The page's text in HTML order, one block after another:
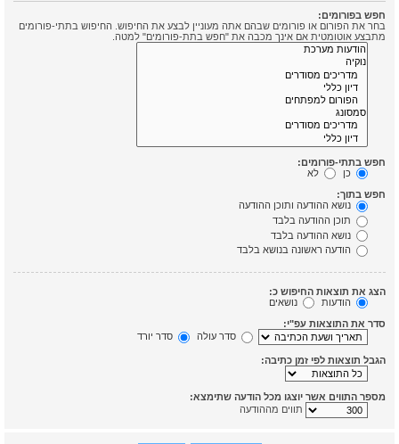
חפש בפורומים:
בחר את הפורום או פורומים שבהם אתה מעוניין לבצע את החיפוש. החיפוש בתתי-פורומים
מתבצע אוטומטית אם אינך מכבה את "חפש בתת-פורומים" למטה.
חפש בתתי-פורומים:
כן
לא
חפש בתוך:
נושא ההודעה ותוכן ההודעה
תוכן ההודעה בלבד
נושא ההודעה בלבד
הודעה ראשונה בנושא בלבד
הצג את תוצאות החיפוש כ:
הודעות
נושאים
סדר את התוצאות עפ"י:
סדר עולה
סדר יורד
הגבל תוצאות לפי זמן כתיבה:
מספר התווים אשר יוצגו מכל הודעה שתימצא:
תווים מההודעה